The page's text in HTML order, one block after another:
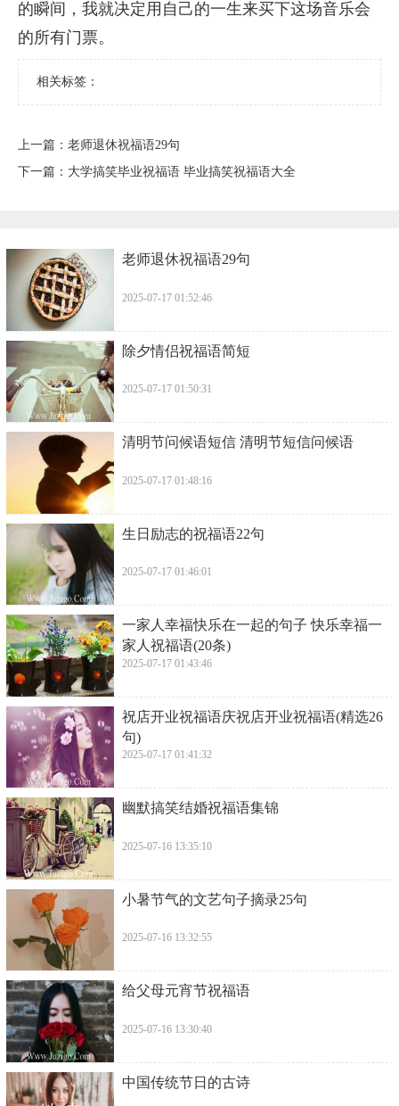
的瞬间，我就决定用自己的一生来买下这场音乐会
的所有门票。
相关标签：
上一篇： ​老师退休祝福语29句
下一篇： ​大学搞笑毕业祝福语 毕业搞笑祝福语大全
​老师退休祝福语29句
2025-07-17 01:52:46
​除夕情侣祝福语简短
2025-07-17 01:50:31
​清明节问候语短信 清明节短信问候语
2025-07-17 01:48:16
​生日励志的祝福语22句
2025-07-17 01:46:01
​一家人幸福快乐在一起的句子 快乐幸福一
家人祝福语(20条)
2025-07-17 01:43:46
​祝店开业祝福语庆祝店开业祝福语(精选26
句)
2025-07-17 01:41:32
​幽默搞笑结婚祝福语集锦
2025-07-16 13:35:10
​小暑节气的文艺句子摘录25句
2025-07-16 13:32:55
​给父母元宵节祝福语
2025-07-16 13:30:40
​中国传统节日的古诗